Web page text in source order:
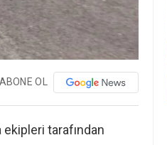
ABONE OL
ekipleri tarafından